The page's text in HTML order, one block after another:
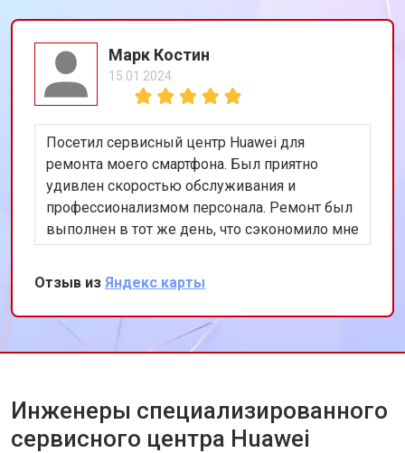
Марк Костин
15.01.2024
Посетил сервисный центр Huawei для
ремонта моего смартфона. Был приятно
удивлен скоростью обслуживания и
профессионализмом персонала. Ремонт был
выполнен в тот же день, что сэкономило мне
много времени. Особенно порадовало
использование оригинальных запчастей,
благодаря чему телефон работает как новый.
Рекомендую этот сервис всем владельцам
техники Huawei.
Отзыв из Яндекс карты
Инженеры специализированного
сервисного центра Huawei